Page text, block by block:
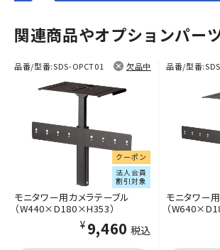
関連商品やオプションパー
品番/型番:SDS-OPCT01 欠品中
クーポン
法人会員
割引対象
モニタワー用カメラテーブル
（W440×D180×H353）
¥9,460 税込
品番/型番:
モニタワー
（